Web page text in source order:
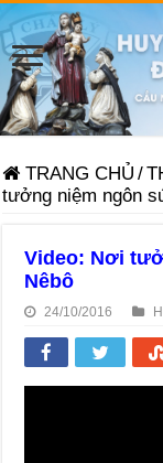
TRANG CHỦ /
tưởng niệm ngôn
Video: Nơi
Nêbô
24/10/2016